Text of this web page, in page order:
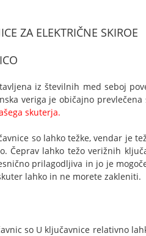
ZA ELEKTRIČNE SKIROE
iz številnih med seboj
veriga je običajno
skuterja.
so lahko težke, vendar je
Čeprav lahko težo verižnih
prilagodljiva in jo je
lahko in ne morete zakleniti.
so U ključavnice relativno